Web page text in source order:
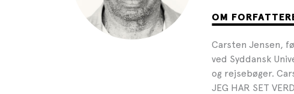
OM
Carsten Jensen,
ved Syddansk
og rejsebøger.
JEG HAR SET